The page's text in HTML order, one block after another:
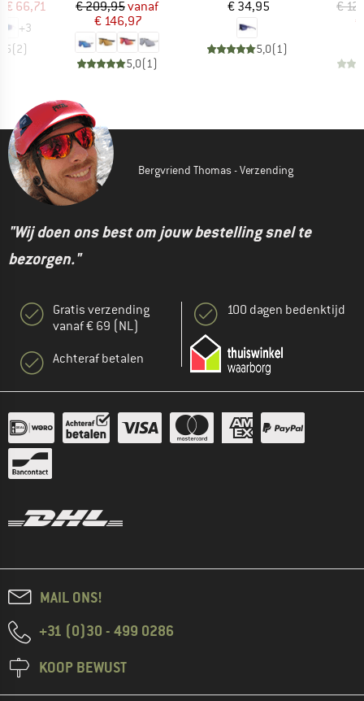
prijs
€ 66,71
+3
(2)
Prijs
€ 209,95Verlaagde prijs
vanaf
€ 146,97
5,0(1)
Prijs
€ 34,95
5,0(1)
€
Bergvriend Thomas - Verzending
"Wij doen ons best om jouw bestelling snel te
bezorgen."
Gratis verzending
vanaf € 69 (NL)
Achteraf betalen
100 dagen bedenktijd
MAIL ONS!
+31 (0)30 - 499 0286
KOOP BEWUST